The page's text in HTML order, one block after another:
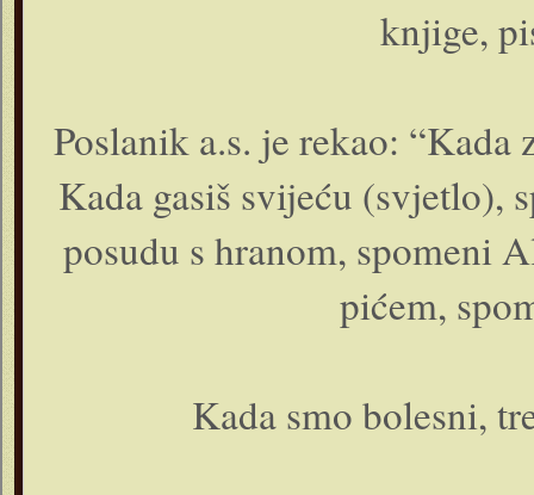
knjige,
Poslanik a.s. je rekao:
Kada gasiš svijeću (svjetlo),
posudu s hranom, spomeni
pićem,
Kada smo bolesni,